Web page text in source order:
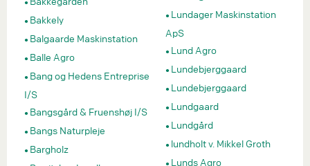
Bakkely
Balgaarde Maskinstation
Balle Agro
Bang og Hedens Entreprise
I/S
Bangsgård & Fruenshøj I/S
Bangs Naturpleje
Bargholz
Lundager Maskinstation
ApS
Lund Agro
Lundebjerggaard
Lundebjerggaard
Lundgaard
Lundgård
lundholt v. Mikkel Groth
Lunds Agro